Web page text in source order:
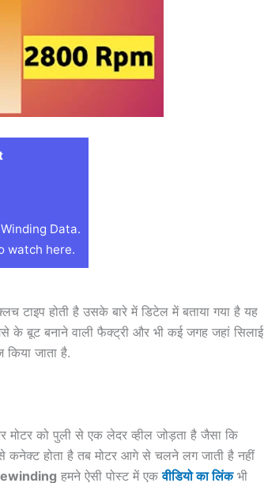
Data.
watch here.
टाइप होती है उसके बारे में डिटेल में बताया गया है यह
के बूट बनाने वाली फैक्ट्री और भी कई जगह जहां सिलाई
किया जाता है.
मोटर को पुली से एक लेदर व्हील जोड़ता है जैसा कि
से कनेक्ट होता है तब मोटर आगे से चलने लग जाती है नहीं
हमने ऐसी पोस्ट में एकवीडियो का लिंक भी